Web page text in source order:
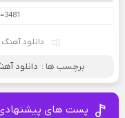
دانلود آهنگ
برچسب ها : دانلود
پست های